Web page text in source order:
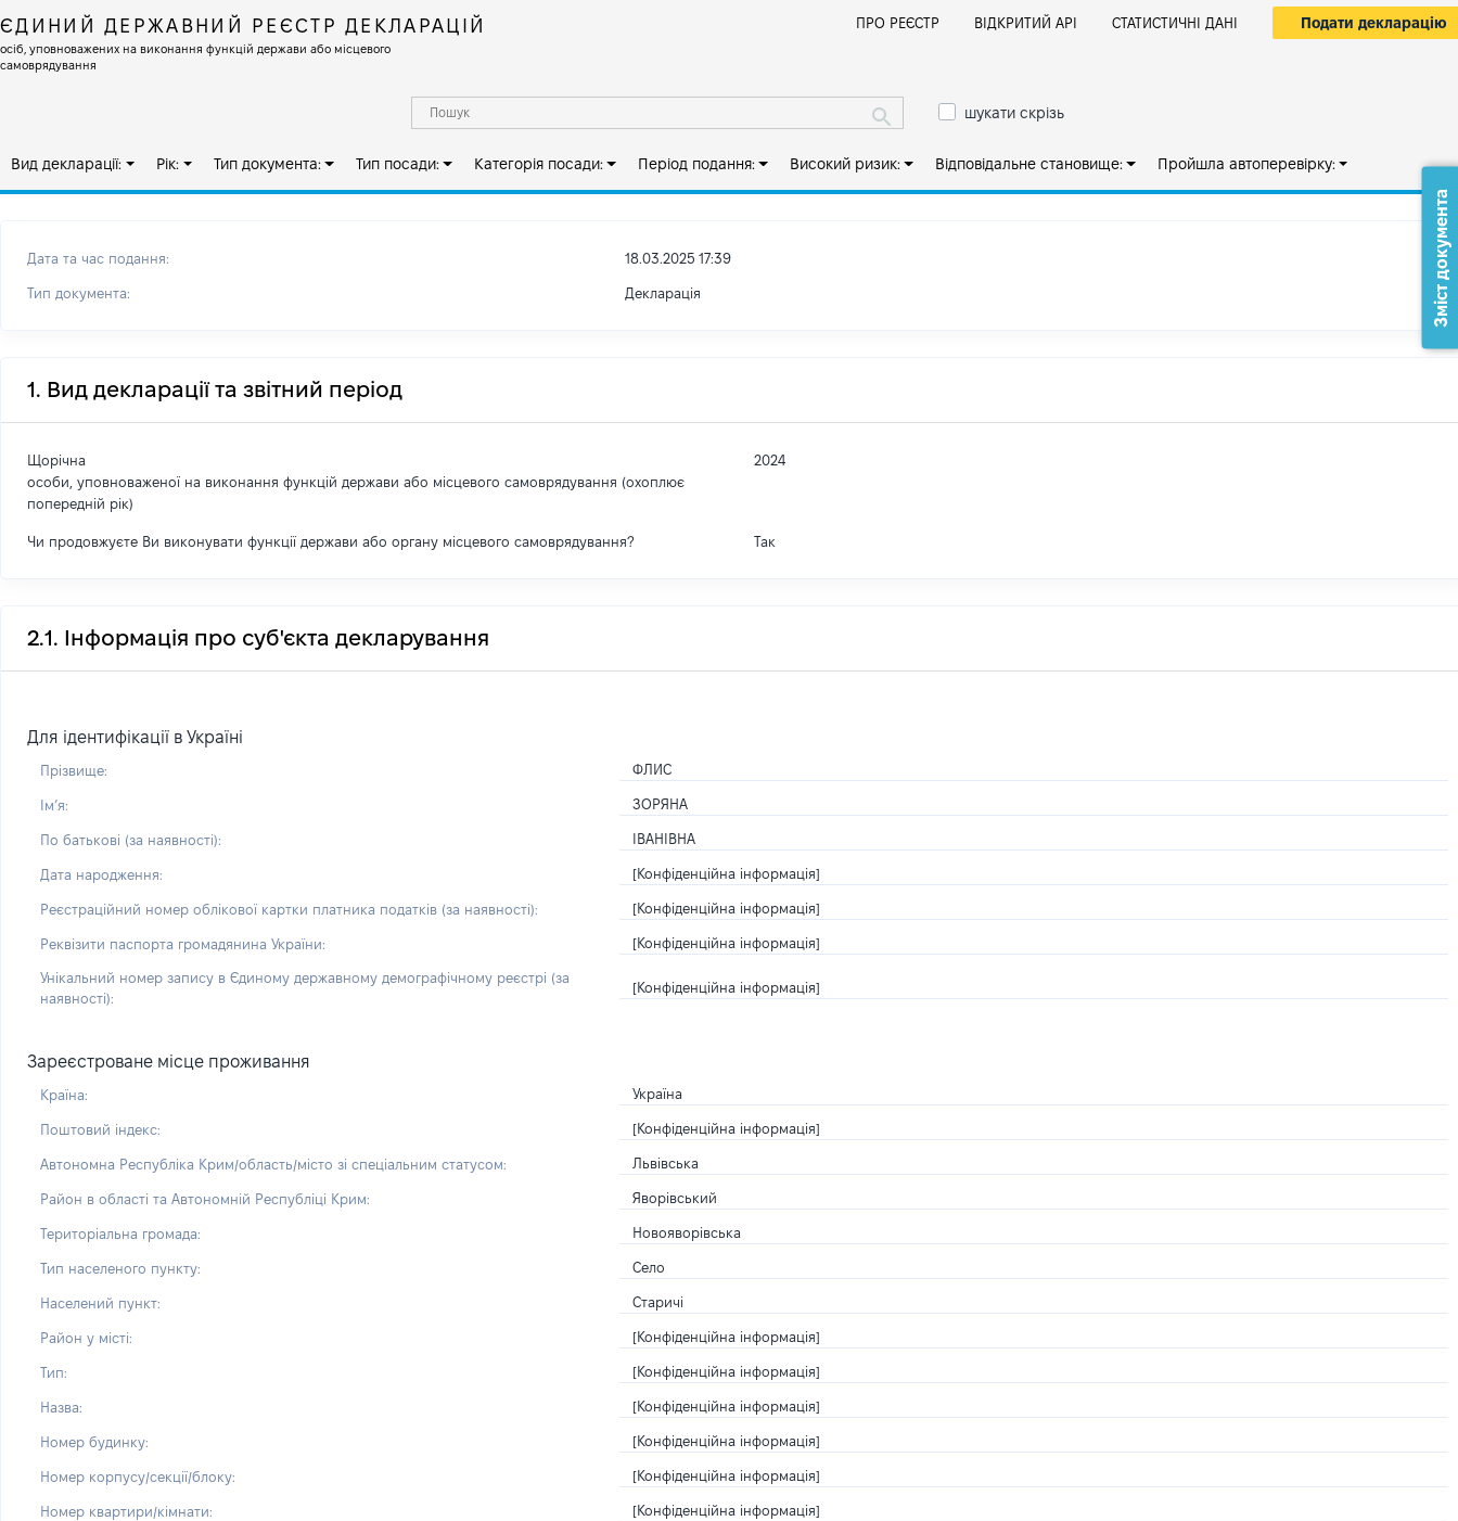
ЄДИНИЙ ДЕРЖАВНИЙ РЕЄСТР ДЕКЛАРАЦІЙ
осіб, уповноважених на виконання функцій держави або місцевого
самоврядування
ПРО РЕЄСТР ВІДКРИТИЙ АРІ СТАТИСТИЧНІ ДАНІ Подати декларацію
шукати скрізь
Вид декларації: Рік: Тип документа: Тип посади: Категорія посади: Період подання: Високий ризик: Відповідальне становище: Пройшла автоперевірку:
Дата та час подання: 18.03.2025 17:39
Тип документа: Декларація
1. Вид декларації та звітний період
Щорічна
особи, уповноваженої на виконання функцій держави або місцевого самоврядування (охоплює
попередній рік)
2024
Чи продовжуєте Ви виконувати функції держави або органу місцевого самоврядування? Так
2.1. Інформація про суб'єкта декларування
Для ідентифікації в Україні
Прізвище: ФЛИС
Імʼя: ЗОРЯНА
По батькові (за наявності): ІВАНІВНА
Дата народження: [Конфіденційна інформація]
Реєстраційний номер облікової картки платника податків (за наявності): [Конфіденційна інформація]
Реквізити паспорта громадянина України: [Конфіденційна інформація]
Унікальний номер запису в Єдиному державному демографічному реєстрі (за
наявності):
[Конфіденційна інформація]
Зареєстроване місце проживання
Країна: Україна
Поштовий індекс: [Конфіденційна інформація]
Автономна Республіка Крим/область/місто зі спеціальним статусом: Львівська
Район в області та Автономній Республіці Крим: Яворівський
Територіальна громада: Новояворівська
Тип населеного пункту: Село
Населений пункт: Старичі
Район у місті: [Конфіденційна інформація]
Тип: [Конфіденційна інформація]
Назва: [Конфіденційна інформація]
Номер будинку: [Конфіденційна інформація]
Номер корпусу/секції/блоку: [Конфіденційна інформація]
Номер квартири/кімнати: [Конфіденційна інформація]
Зміст документа